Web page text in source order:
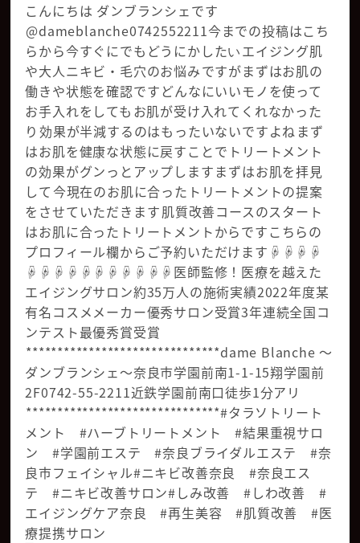
こんにちは ダンブランシェです
⁡@dameblanche0742552211️今までの投稿はこち
らから今すぐにでもどうにかしたい⁡エイジング肌
や大人ニキビ・毛穴のお悩み⁡ですが️まずはお肌の
働きや状態を確認です️⁡どんなにいいモノを使って
お手入れをしても⁡お肌が受け入れてくれなかった
り⁡効果が半減するのはもったいないですよね⁡まず
はお肌を健康な状態に戻すことで⁡トリートメント
の効果がグンっと️️️アップします⁡まずはお肌を拝見
して⁡今現在のお肌に合ったトリートメントの提案
をさせていただきます⁡⁡肌質改善コースのスタート
はお肌に合ったトリートメントからですこちらの
プロフィール欄からご予約いただけます☟☟☟☟
☟☟☟☟☟☟☟☟☟☟☟医師監修！医療を越えた
エイジングサロン約35万人の施術実績2022年度某
有名コスメメーカー優秀サロン受賞3年連続全国コ
ンテスト最優秀賞受賞
⁡*******************************dame Blanche 〜
ダンブランシェ〜奈良市学園前南1-1-15翔学園前
2F️0742-55-2211近鉄学園前南口徒歩1分️アリ
⁡*******************************#タラソトリート
メント #ハーブトリートメント #結果重視サロ
ン #学園前エステ #奈良ブライダルエステ #奈
良市フェイシャル#ニキビ改善奈良 #奈良エス
テ #ニキビ改善サロン#しみ改善 #しわ改善 #
エイジングケア奈良 #再生美容 #肌質改善 #医
療提携サロン